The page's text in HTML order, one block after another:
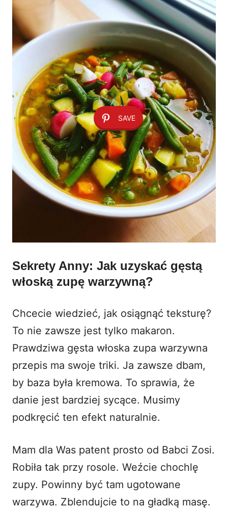
SAVE
Sekrety Anny: Jak uzyskać gęstą
włoską zupę warzywną?
Chcecie wiedzieć, jak osiągnąć teksturę?
To nie zawsze jest tylko makaron.
Prawdziwa gęsta włoska zupa warzywna
przepis ma swoje triki. Ja zawsze dbam,
by baza była kremowa. To sprawia, że
danie jest bardziej sycące. Musimy
podkręcić ten efekt naturalnie.
Mam dla Was patent prosto od Babci Zosi.
Robiła tak przy rosole. Weźcie chochlę
zupy. Powinny być tam ugotowane
warzywa. Zblendujcie to na gładką masę.